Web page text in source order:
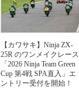
【カワサキ】Ninja ZX-
25R のワンメイクレース
「2026 Ninja Team Green
Cup 第4戦 SPA直入」エ
ントリー受付を開始！